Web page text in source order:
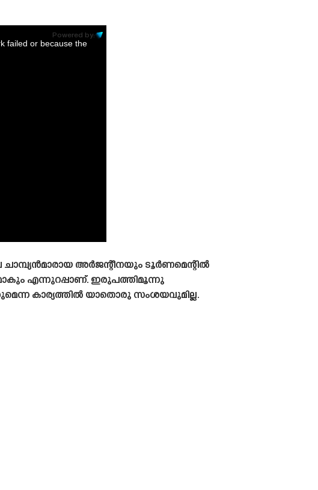
Powered by:
failed or because the
ചാമ്പ്യൻമാരായ അർജന്റീനയും ടൂർണമെന്റിൽ
എന്നുറപ്പാണ്. ഇരുപത്തിമൂന്നു
കാര്യത്തിൽ യാതൊരു സംശയവുമില്ല.